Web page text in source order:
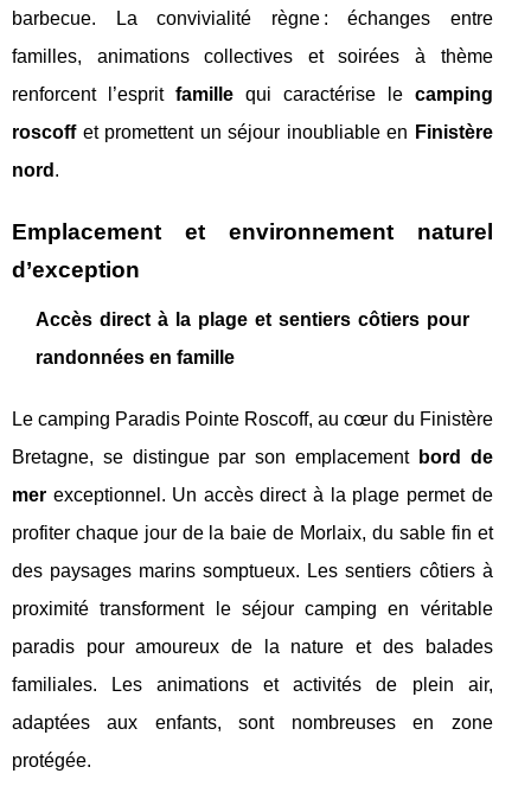
barbecue. La convivialité règne : échanges entre
familles, animations collectives et soirées à thème
renforcent l’esprit famillequi caractérise le camping
roscoffet promettent un séjour inoubliable en Finistère
nord .
Emplacement et environnement naturel
d’exception
Accès direct à la plage et sentiers côtiers pour
randonnées en famille
Le camping Paradis Pointe Roscoff, au cœur du Finistère
Bretagne, se distingue par son emplacement bord de
mer exceptionnel. Un accès direct à la plage permet de
profiter chaque jour de la baie de Morlaix, du sable fin et
des paysages marins somptueux. Les sentiers côtiers à
proximité transforment le séjour camping en véritable
paradis pour amoureux de la nature et des balades
familiales. Les animations et activités de plein air,
adaptées aux enfants, sont nombreuses en zone
protégée.